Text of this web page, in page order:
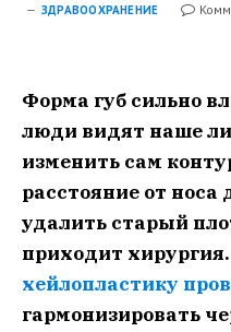
ЗДРАВООХРАНЕНИЕ
Форма губ сильно
люди видят наше
изменить сам
расстояние от носа
удалить старый
приходит
хейлопластику
гармонизировать